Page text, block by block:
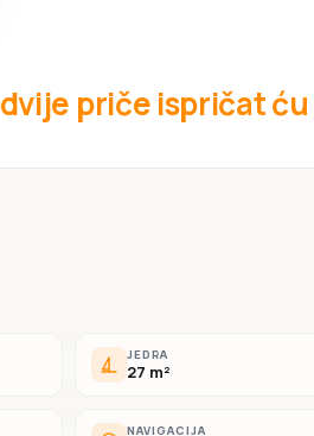
dvije priče ispričat
JEDRA
27 m²
NAVIGACIJA